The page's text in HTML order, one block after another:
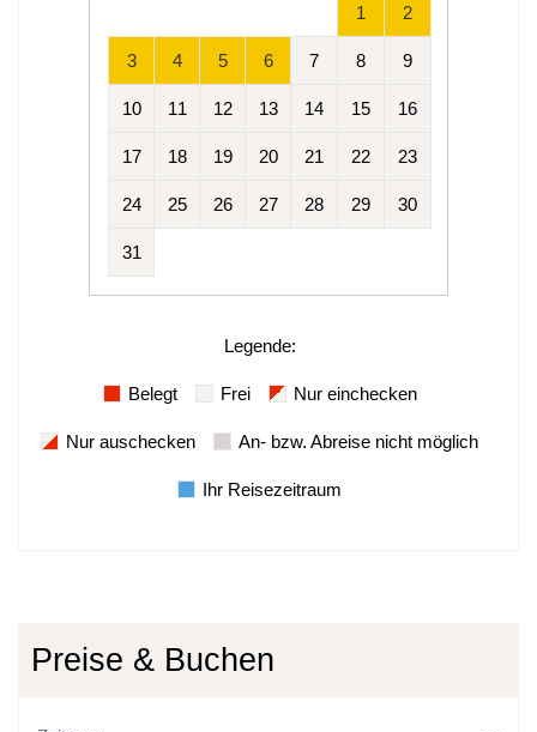
1 2
3 4 5 6 7 8 9
10 11 12 13 14 15 16
17 18 19 20 21 22 23
24 25 26 27 28 29 30
31
Legende:
Belegt Frei Nur einchecken
Nur auschecken An- bzw. Abreise nicht möglich
Ihr Reisezeitraum
Preise & Buchen